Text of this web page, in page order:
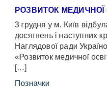
РОЗВИТОК МЕДИЧНОЇ
3 грудня у м. Київ
досягнень і наступних
Наглядової ради
«Розвиток медичної
[…]
Позначки